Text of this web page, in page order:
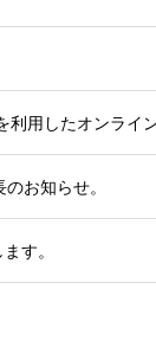
用したオンライ
お知らせ。
す。